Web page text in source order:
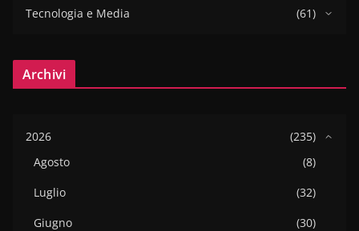
Tecnologia e Media
(61)
Archivi
2026
(235)
Agosto
(8)
Luglio
(32)
Giugno
(30)